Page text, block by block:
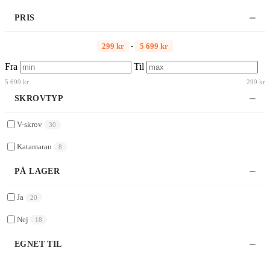
PRIS
299 kr - 5 699 kr
Fra Til
5 699 kr 299 kr
SKROVTYP
V-skrov 30
Katamaran 8
PÅ LAGER
Ja 20
Nej 18
EGNET TIL